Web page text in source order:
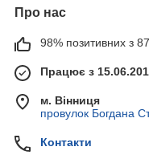
Про нас
98% позитивних з 87
Працює з
м. Вінниця
провулок Богдана
Контакти